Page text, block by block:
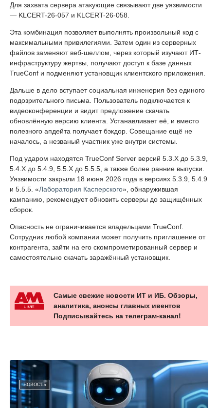
Для захвата сервера атакующие связывают две уязвимости
— KLCERT-26-057 и KLCERT-26-058.
Эта комбинация позволяет выполнять произвольный код с
максимальными привилегиями. Затем один из серверных
файлов заменяют веб-шеллом, через который изучают ИТ-
инфраструктуру жертвы, получают доступ к базе данных
TrueConf и подменяют установщик клиентского приложения.
Дальше в дело вступает социальная инженерия без единого
подозрительного письма. Пользователь подключается к
видеоконференции и видит предложение скачать
обновлённую версию клиента. Устанавливает её, и вместо
полезного апдейта получает бэкдор. Совещание ещё не
началось, а незваный участник уже внутри системы.
Под ударом находятся TrueConf Server версий 5.3.X до 5.3.9,
5.4.X до 5.4.9, 5.5.X до 5.5.5, а также более ранние выпуски.
Уязвимости закрыли 18 июня 2026 года в версиях 5.3.9, 5.4.9
и 5.5.5. «Лаборатория Касперского», обнаружившая
кампанию, рекомендует обновить серверы до защищённых
сборок.
Опасность не ограничивается владельцами TrueConf.
Сотрудник любой компании может получить приглашение от
контрагента, зайти на его скомпрометированный сервер и
самостоятельно скачать заражённый установщик.
Самые свежие новости ИТ и ИБ. Обзоры,
аналитика, анонсы главных ивентов
Подписывайтесь на телеграм-канал!
НОВОСТЬ